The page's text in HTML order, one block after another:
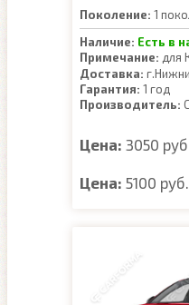
Поколение: 1
Наличие: Есть в
Примечание: для
Доставка:
Гарантия: 1 год
Производитель:
Цена: 3050 руб.
Цена: 5100 руб.